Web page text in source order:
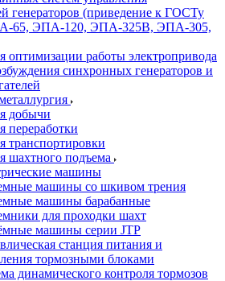
генераторов (приведение к ГОСТу
65, ЭПА-120, ЭПА-325В, ЭПА-305,
оптимизации работы электропривода
синхронных генераторов и
добычи
переработки
транспортировки
шахтного подъема
машины
машины со шкивом трения
машины барабанные
для проходки шахт
машины серии JTP
станция питания и
тормозными блоками
динамического контроля тормозов